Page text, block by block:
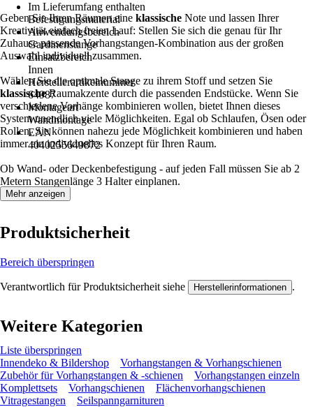
Im Lieferumfang enthalten
Befestigungsmaterial
Anwendungsbereich
Gardinenstange
Einsatzbereich
Innen
Herstellerartikelnummer
64987
Montageart
Wandmontage
EAN
4040255649872
Geben Sie Ihren Räumen eine klassische Note und lassen Ihrer
Kreativität einfach freien Lauf: Stellen Sie sich die genau für Ihr
Zuhause passende Vorhangstangen-Kombination aus der großen
Auswahl individuell zusammen.
Wählen Sie die optimale Stange zu ihrem Stoff und setzen Sie
klassischeRaumakzente durch die passenden Endstücke. Wenn Sie
verschiedene Vorhänge kombinieren wollen, bietet Ihnen dieses
System unendlich viele Möglichkeiten. Egal ob Schlaufen, Ösen oder
Rollen, Sie können nahezu jede Möglichkeit kombinieren und haben
immer ein individuelles Konzept für Ihren Raum.
Ob Wand- oder Deckenbefestigung - auf jeden Fall müssen Sie ab 2
Metern Stangenlänge 3 Halter einplanen.
Mehr anzeigen
Produktsicherheit
Bereich überspringen
Verantwortlich für Produktsicherheit siehe Herstellerinformationen .
Weitere Kategorien
Liste überspringen
Innendeko & Bildershop
Vorhangstangen & Vorhangschienen
Zubehör für Vorhangstangen & -schienen
Vorhangstangen einzeln
Komplettsets
Vorhangschienen
Flächenvorhangschienen
Vitragestangen
Seilspanngarnituren